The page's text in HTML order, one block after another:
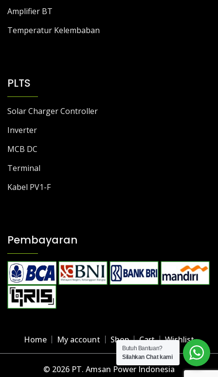
Amplifier BT
Temperatur Kelembaban
PLTS
Solar Charger Controller
Inverter
MCB DC
Terminal
Kabel PV1-F
Pembayaran
Home My account Shop Cart Wishlist
© 2026 PT. Amsan Power Indonesia
Butuh Bantuan?
Silahkan Chat kami